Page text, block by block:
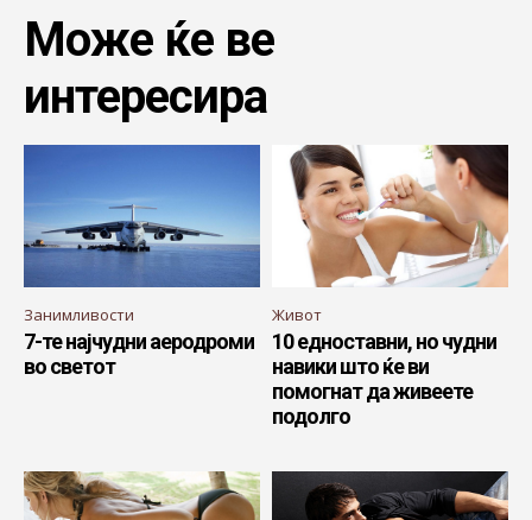
Може ќе ве
интересира
Занимливости
7-те најчудни аеродроми
во светот
Живот
10 едноставни, но чудни
навики што ќе ви
помогнат да живеете
подолго